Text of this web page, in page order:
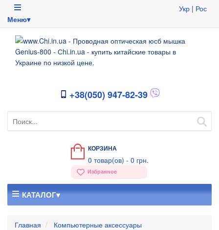
Меню▾
Укр | Рос
+38(050) 947-82-39
КОРЗИНА
0 товар(ов) - 0 грн.
Избранное
КАТАЛОГ▾
Главная
Компьютерные аксессуары